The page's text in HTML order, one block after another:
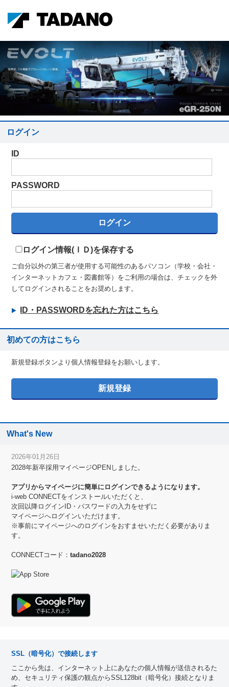
ログイン
ID
PASSWORD
ログイン情報(ＩＤ)を保存する
ご自分以外の第三者が使用する可能性のあるパソコン（学校・会社・
インターネットカフェ・図書館等）をご利用の場合は、チェックを外
してログインされることをお奨めします。
ID・PASSWORDを忘れた方はこちら
初めての方はこちら
新規登録ボタンより個人情報登録をお願いします。
What's New
2026年01月26日
2028年新卒採用マイページOPENしました。
アプリからマイページに簡単にログインできるようになります。
i-web CONNECTをインストールいただくと、
次回以降ログインID・パスワードの入力をせずに
マイページへログインいただけます。
※事前にマイページへのログインをおすませいただく必要がありま
す。
CONNECTコード：tadano2028
SSL（暗号化）で接続します
ここから先は、インターネット上にあなたの個人情報が送信されるた
め、セキュリティ保護の観点からSSL128bit（暗号化）接続となりま